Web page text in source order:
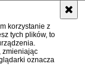
korzystanie z
tych plików, to
zmieniając
oznacza